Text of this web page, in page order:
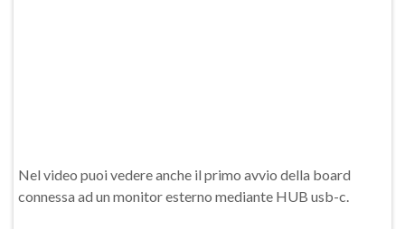
Nel video puoi vedere anche il primo avvio della board
connessa ad un monitor esterno mediante HUB usb-c.